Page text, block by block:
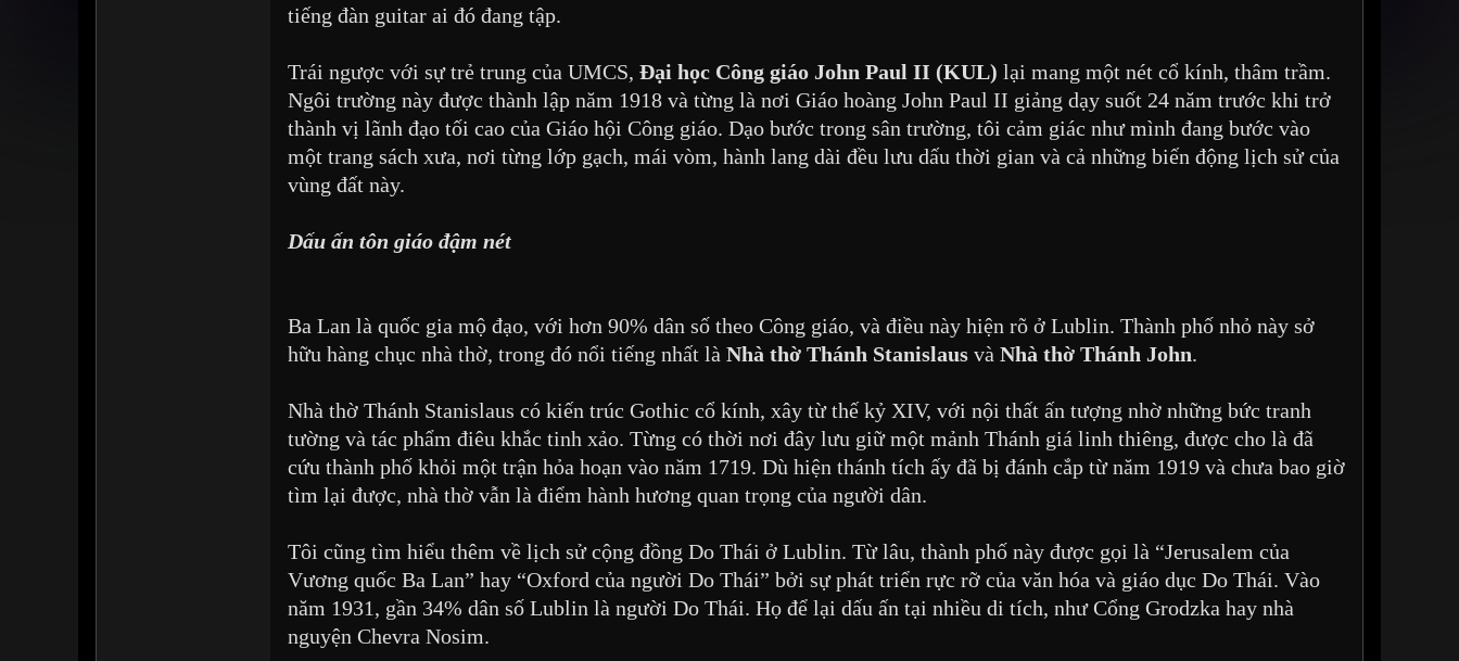
tiếng đàn guitar ai đó đang tập.
Trái ngược với sự trẻ trung của UMCS, Đại học Công giáo John Paul II (KUL) lại mang một nét cổ kính, thâm trầm.
Ngôi trường này được thành lập năm 1918 và từng là nơi Giáo hoàng John Paul II giảng dạy suốt 24 năm trước khi trở
thành vị lãnh đạo tối cao của Giáo hội Công giáo. Dạo bước trong sân trường, tôi cảm giác như mình đang bước vào
một trang sách xưa, nơi từng lớp gạch, mái vòm, hành lang dài đều lưu dấu thời gian và cả những biến động lịch sử của
vùng đất này.
Dấu ấn tôn giáo đậm nét
Ba Lan là quốc gia mộ đạo, với hơn 90% dân số theo Công giáo, và điều này hiện rõ ở Lublin. Thành phố nhỏ này sở
hữu hàng chục nhà thờ, trong đó nổi tiếng nhất là Nhà thờ Thánh Stanislaus và Nhà thờ Thánh John.
Nhà thờ Thánh Stanislaus có kiến trúc Gothic cổ kính, xây từ thế kỷ XIV, với nội thất ấn tượng nhờ những bức tranh
tường và tác phẩm điêu khắc tinh xảo. Từng có thời nơi đây lưu giữ một mảnh Thánh giá linh thiêng, được cho là đã
cứu thành phố khỏi một trận hỏa hoạn vào năm 1719. Dù hiện thánh tích ấy đã bị đánh cắp từ năm 1919 và chưa bao giờ
tìm lại được, nhà thờ vẫn là điểm hành hương quan trọng của người dân.
Tôi cũng tìm hiểu thêm về lịch sử cộng đồng Do Thái ở Lublin. Từ lâu, thành phố này được gọi là “Jerusalem của
Vương quốc Ba Lan” hay “Oxford của người Do Thái” bởi sự phát triển rực rỡ của văn hóa và giáo dục Do Thái. Vào
năm 1931, gần 34% dân số Lublin là người Do Thái. Họ để lại dấu ấn tại nhiều di tích, như Cổng Grodzka hay nhà
nguyện Chevra Nosim.